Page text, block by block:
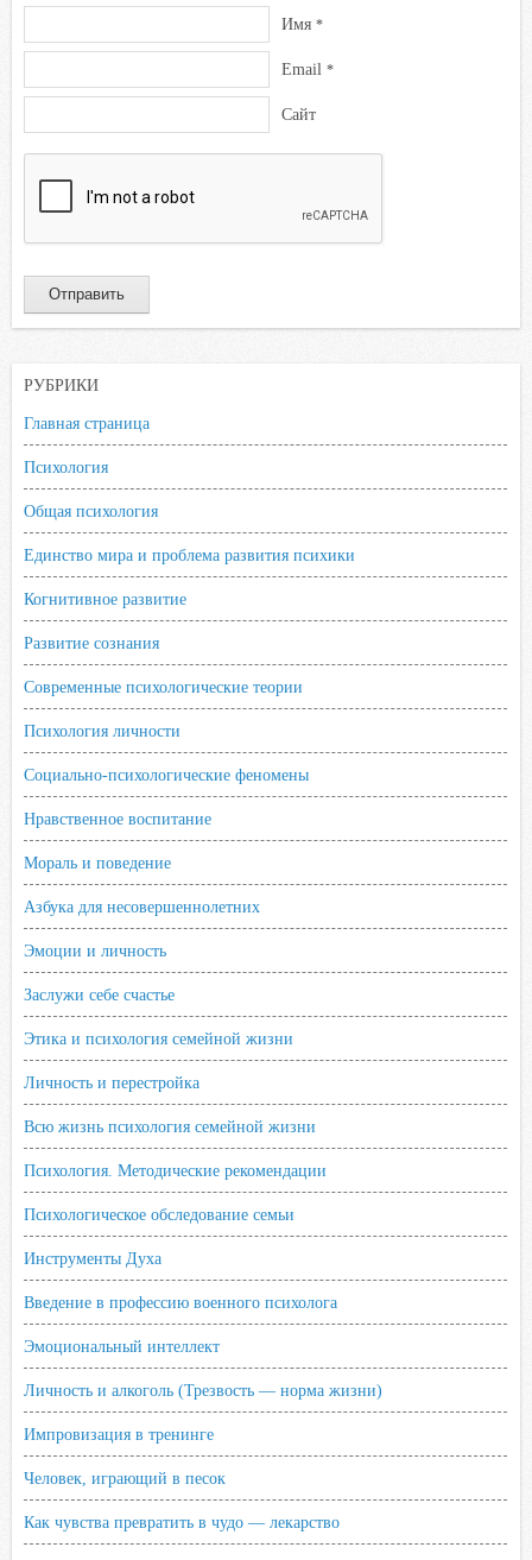
Имя *
Email *
Сайт
РУБРИКИ
Главная страница
Психология
Общая психология
Единство мира и проблема развития психики
Когнитивное развитие
Развитие сознания
Современные психологические теории
Психология личности
Социально-психологические феномены
Нравственное воспитание
Мораль и поведение
Азбука для несовершеннолетних
Эмоции и личность
Заслужи себе счастье
Этика и психология семейной жизни
Личность и перестройка
Всю жизнь психология семейной жизни
Психология. Методические рекомендации
Психологическое обследование семьи
Инструменты Духа
Введение в профессию военного психолога
Эмоциональный интеллект
Личность и алкоголь (Трезвость — норма жизни)
Импровизация в тренинге
Человек, играющий в песок
Как чувства превратить в чудо — лекарство